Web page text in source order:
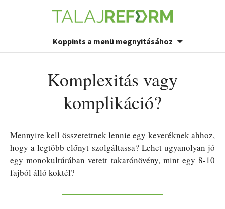
Koppints a menü megnyitásához
Komplexitás vagy
komplikáció?
Mennyire kell összetettnek lennie egy keveréknek ahhoz,
hogy a legtöbb előnyt szolgáltassa? Lehet ugyanolyan jó
egy monokultúrában vetett takarónövény, mint egy 8-10
fajból álló koktél?